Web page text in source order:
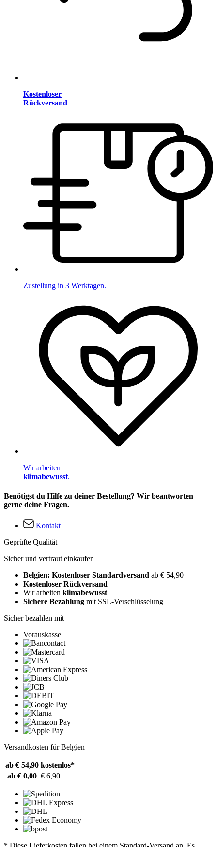
Kostenloser
Rückversand
Zustellung in 3 Werktagen.
Wir arbeiten
klimabewusst.
Benötigst du Hilfe zu deiner Bestellung? Wir beantworten
gerne deine Fragen.
Kontakt
Geprüfte Qualität
Sicher und vertraut einkaufen
Belgien: Kostenloser Standardversand ab € 54,90
Kostenloser Rückversand
Wir arbeiten klimabewusst.
Sichere Bezahlung mit SSL-Verschlüsselung
Sicher bezahlen mit
Vorauskasse
Versandkosten für Belgien
ab € 54,90 kostenlos*
ab € 0,00 € 6,90
* Diese Lieferkosten fallen bei einem Standard-Versand an. Es